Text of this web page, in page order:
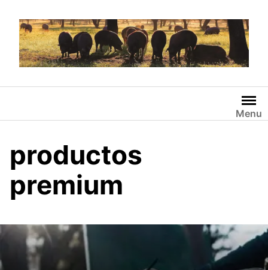
contenido
Menu
productos
premium